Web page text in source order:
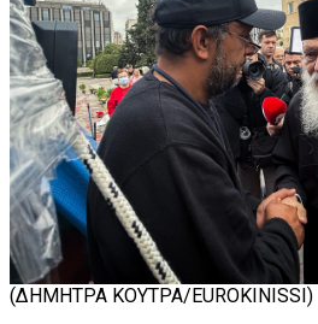
(ΔΗΜΗΤΡΑ ΚΟΥΤΡΑ/EUROKINISSI)